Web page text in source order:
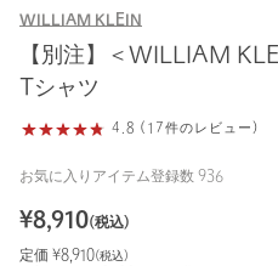
WILLIAM KLEIN
【別注】＜WILLIAM
Tシャツ
4.8 (17件のレビュー)
お気に入りアイテム登録数 936
¥8,910(税込)
定価 ¥8,910(税込)